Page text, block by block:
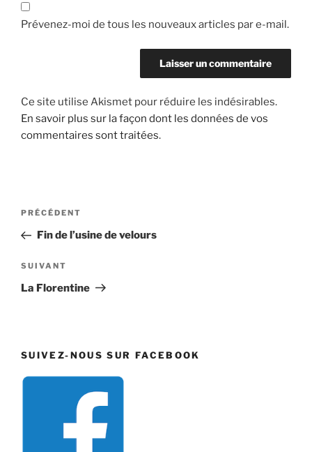
Prévenez-moi de tous les nouveaux articles par e-mail.
Ce site utilise Akismet pour réduire les indésirables.
En savoir plus sur la façon dont les données de vos
commentaires sont traitées.
Navigation
l’article
Article
précédent
PRÉCÉDENT
Fin de l’usine de velours
Article
suivant
SUIVANT
La Florentine
SUIVEZ-NOUS SUR FACEBOOK